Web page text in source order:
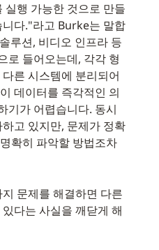
실행 가능한 것으로 만들
다."라고 Burke는 말합
루션, 비디오 인프라 등
로 들어오는데, 각각 형
른 시스템에 분리되어
데이터를 즉각적인 의
기가 어렵습니다. 동시
고 있지만, 문제가 정확
확히 파악할 방법조차
문제를 해결하면 다른
다는 사실을 깨닫게 해